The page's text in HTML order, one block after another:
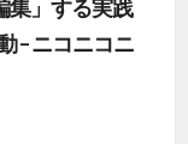
集」する実践
– ニコニコニ